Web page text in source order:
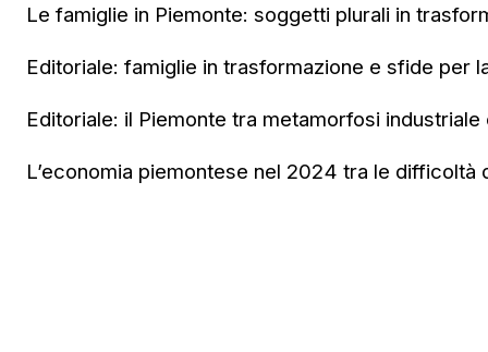
Le famiglie in Piemonte: soggetti plurali in
Editoriale: famiglie in trasformazione e sfide per
Editoriale: il Piemonte tra metamorfosi
L’economia piemontese nel 2024 tra le